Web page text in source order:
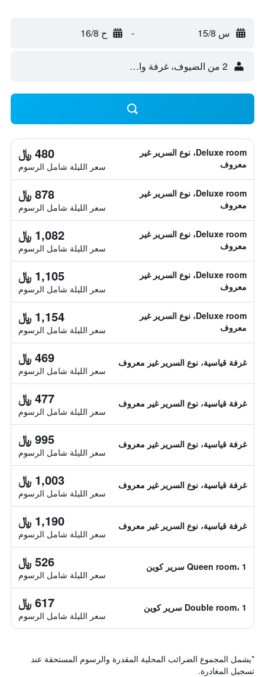
س 15/8 - ح 16/8
2 من الضيوف، غرفة واحدة
Deluxe room، نوع السرير غير
معروف
480 ﷼
سعر الليلة شامل الرسوم
Deluxe room، نوع السرير غير
معروف
878 ﷼
سعر الليلة شامل الرسوم
Deluxe room، نوع السرير غير
معروف
1,082 ﷼
سعر الليلة شامل الرسوم
Deluxe room، نوع السرير غير
معروف
1,105 ﷼
سعر الليلة شامل الرسوم
Deluxe room، نوع السرير غير
معروف
1,154 ﷼
سعر الليلة شامل الرسوم
غرفة قياسية، نوع السرير غير معروف 469 ﷼
سعر الليلة شامل الرسوم
غرفة قياسية، نوع السرير غير معروف 477 ﷼
سعر الليلة شامل الرسوم
غرفة قياسية، نوع السرير غير معروف 995 ﷼
سعر الليلة شامل الرسوم
غرفة قياسية، نوع السرير غير معروف 1,003 ﷼
سعر الليلة شامل الرسوم
غرفة قياسية، نوع السرير غير معروف 1,190 ﷼
سعر الليلة شامل الرسوم
Queen room، 1 سرير كوين 526 ﷼
سعر الليلة شامل الرسوم
Double room، 1 سرير كوين 617 ﷼
سعر الليلة شامل الرسوم
*يشمل المجموع الضرائب المحلية المقدرة والرسوم المستحقة عند
تسجيل المغادرة.